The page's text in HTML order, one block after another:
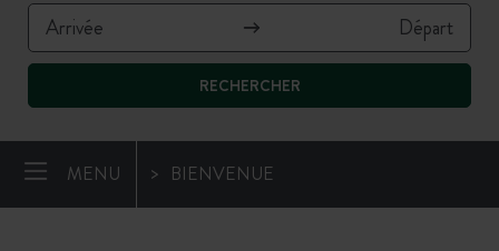
RECHERCHER
MENU BIENVENUE